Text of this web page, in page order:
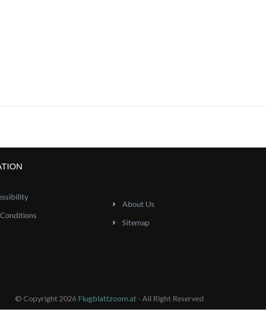
About Us
Sitemap
© Copyright 2026 Flugblattzoom.at- All Right Reserved